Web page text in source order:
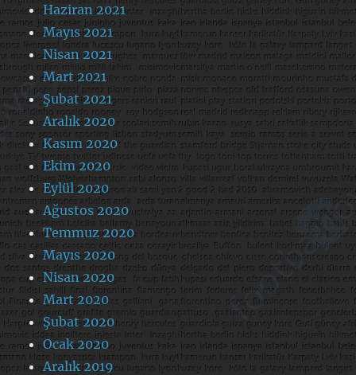
Haziran 2021
Mayıs 2021
Nisan 2021
Mart 2021
Şubat 2021
Aralık 2020
Kasım 2020
Ekim 2020
Eylül 2020
Ağustos 2020
Temmuz 2020
Mayıs 2020
Nisan 2020
Mart 2020
Şubat 2020
Ocak 2020
Aralık 2019